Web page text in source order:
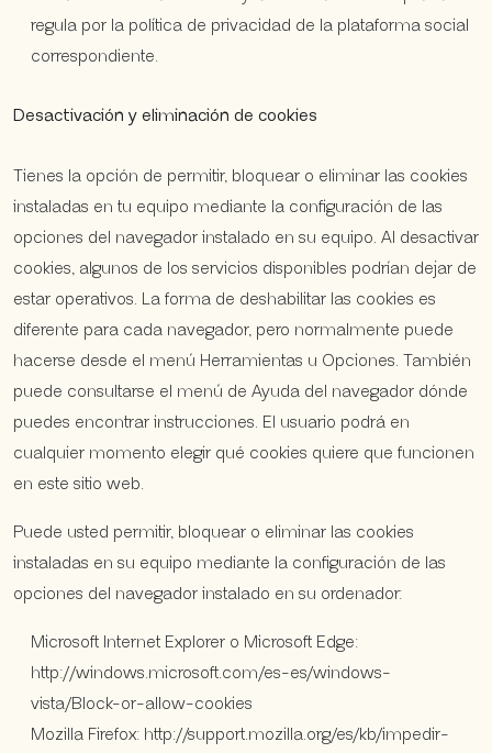
regula por la política de privacidad de la plataforma social
correspondiente.
Desactivación y eliminación de cookies
Tienes la opción de permitir, bloquear o eliminar las cookies
instaladas en tu equipo mediante la configuración de las
opciones del navegador instalado en su equipo. Al desactivar
cookies, algunos de los servicios disponibles podrían dejar de
estar operativos. La forma de deshabilitar las cookies es
diferente para cada navegador, pero normalmente puede
hacerse desde el menú Herramientas u Opciones. También
puede consultarse el menú de Ayuda del navegador dónde
puedes encontrar instrucciones. El usuario podrá en
cualquier momento elegir qué cookies quiere que funcionen
en este sitio web.
Puede usted permitir, bloquear o eliminar las cookies
instaladas en su equipo mediante la configuración de las
opciones del navegador instalado en su ordenador:
Microsoft Internet Explorer o Microsoft Edge:
http://windows.microsoft.com/es-es/windows-
vista/Block-or-allow-cookies
Mozilla Firefox: http://support.mozilla.org/es/kb/impedir-